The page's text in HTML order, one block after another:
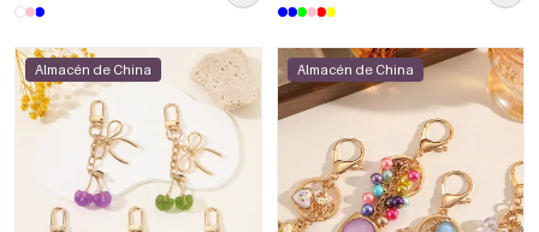
Almacén de China Almacén de China